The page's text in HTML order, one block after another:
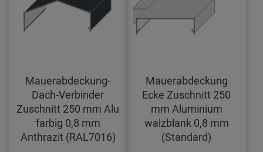
Mauerabdeckung-
Dach-Verbinder
Zuschnitt 250 mm Alu
farbig 0,8 mm
Anthrazit (RAL7016)
Mauerabdeckung
Ecke Zuschnitt 250
mm Aluminium
walzblank 0,8 mm
(Standard)